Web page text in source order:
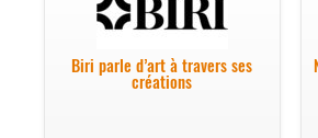
Biri parle d’art à travers ses
créations